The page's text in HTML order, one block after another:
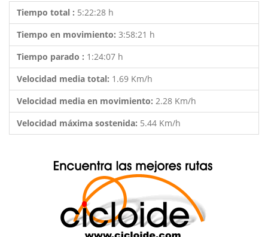
Tiempo total : 5:22:28 h
Tiempo en movimiento: 3:58:21 h
Tiempo parado : 1:24:07 h
Velocidad media total: 1.69 Km/h
Velocidad media en movimiento: 2.28 Km/h
Velocidad máxima sostenida: 5.44 Km/h